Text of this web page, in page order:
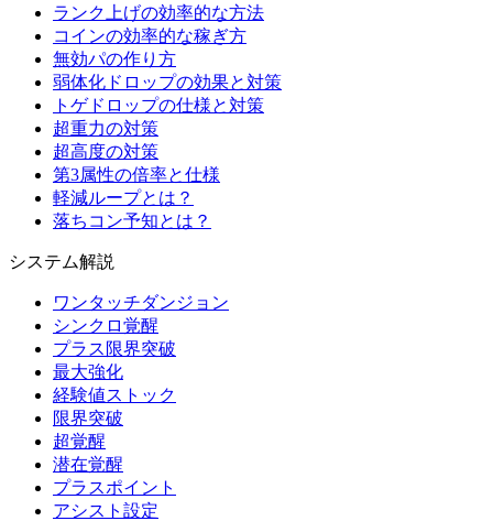
ランク上げの効率的な方法
コインの効率的な稼ぎ方
無効パの作り方
弱体化ドロップの効果と対策
トゲドロップの仕様と対策
超重力の対策
超高度の対策
第3属性の倍率と仕様
軽減ループとは？
落ちコン予知とは？
システム解説
ワンタッチダンジョン
シンクロ覚醒
プラス限界突破
最大強化
経験値ストック
限界突破
超覚醒
潜在覚醒
プラスポイント
アシスト設定